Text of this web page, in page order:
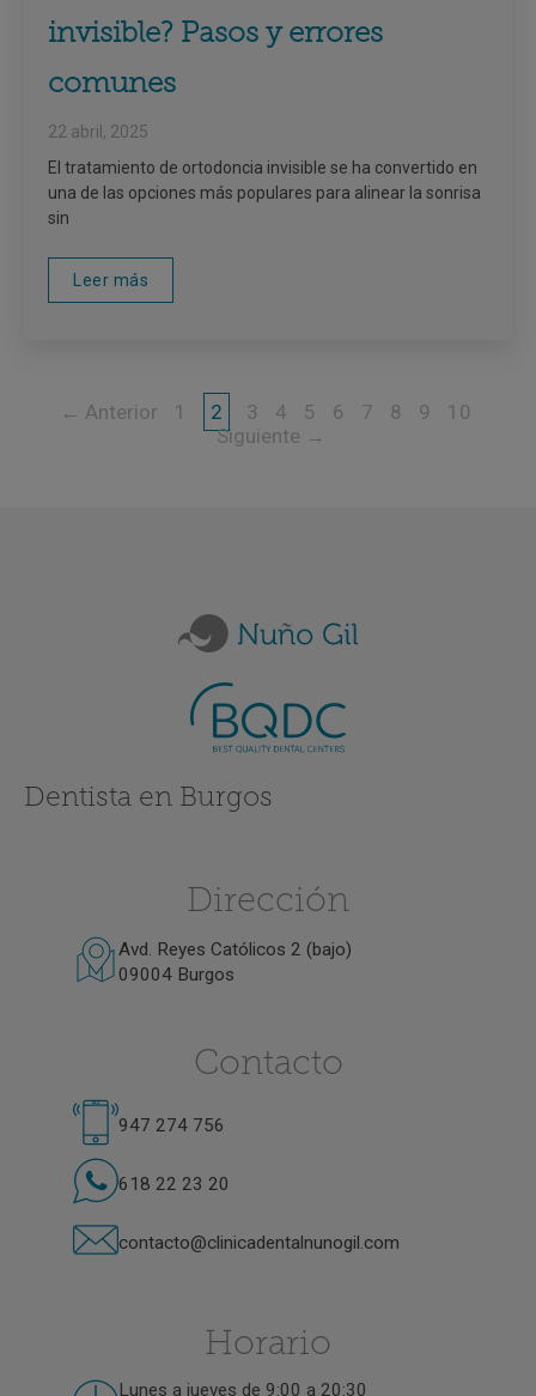
invisible? Pasos y errores
comunes
22 abril, 2025
El tratamiento de ortodoncia invisible se ha convertido en
una de las opciones más populares para alinear la sonrisa
sin
Leer más
← Anterior 1 2 3 4 5 6 7 8 9
10
Siguiente →
Dentista en Burgos
Dirección
Avd. Reyes Católicos 2 (bajo)
09004 Burgos
Contacto
947 274 756
618 22 23 20
contacto@clinicadentalnunogil.com
Horario
Lunes a jueves de 9:00 a 20:30